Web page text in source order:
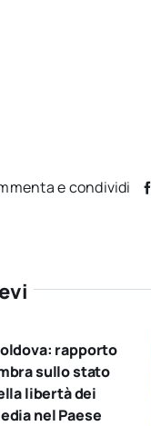
e condividi
rapporto
sullo stato
libertà dei
nel Paese